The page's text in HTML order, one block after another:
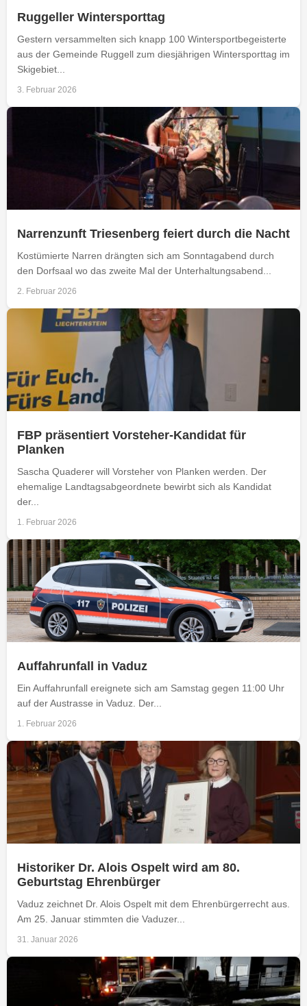
Ruggeller Wintersporttag
Gestern versammelten sich knapp 100 Wintersportbegeisterte
aus der Gemeinde Ruggell zum diesjährigen Wintersporttag im
Skigebiet...
3. Februar 2026
Narrenzunft Triesenberg feiert durch die Nacht
Kostümierte Narren drängten sich am Sonntagabend durch
den Dorfsaal wo das zweite Mal der Unterhaltungsabend...
2. Februar 2026
FBP präsentiert Vorsteher-Kandidat für
Planken
Sascha Quaderer will Vorsteher von Planken werden. Der
ehemalige Landtagsabgeordnete bewirbt sich als Kandidat
der...
1. Februar 2026
Auffahrunfall in Vaduz
Ein Auffahrunfall ereignete sich am Samstag gegen 11:00 Uhr
auf der Austrasse in Vaduz. Der...
1. Februar 2026
Historiker Dr. Alois Ospelt wird am 80.
Geburtstag Ehrenbürger
Vaduz zeichnet Dr. Alois Ospelt mit dem Ehrenbürgerrecht aus.
Am 25. Januar stimmten die Vaduzer...
31. Januar 2026